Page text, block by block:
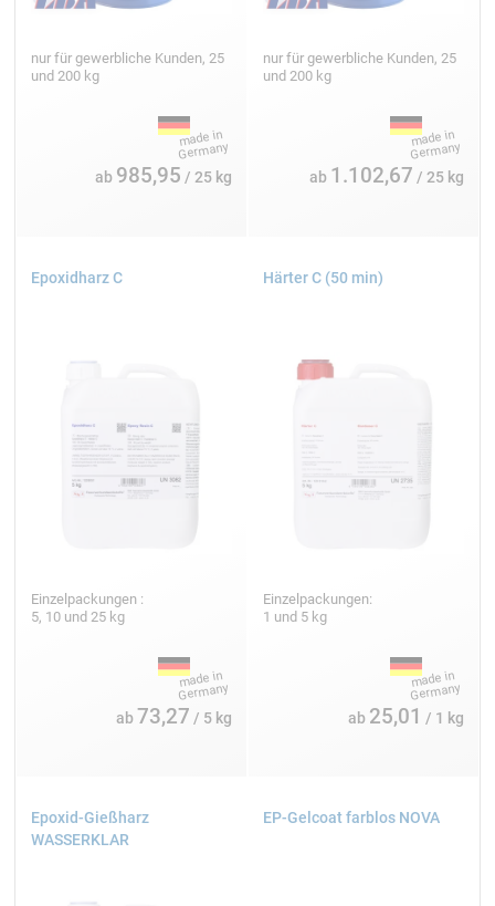
nur für gewerbliche Kunden, 25
und 200 kg
ab 985,95 / 25 kg
nur für gewerbliche Kunden, 25
und 200 kg
ab 1.102,67 / 25 kg
Epoxidharz C
Einzelpackungen :
5, 10 und 25 kg
ab 73,27 / 5 kg
Härter C (50 min)
Einzelpackungen:
1 und 5 kg
ab 25,01 / 1 kg
Epoxid-Gießharz
WASSERKLAR
EP-Gelcoat farblos NOVA